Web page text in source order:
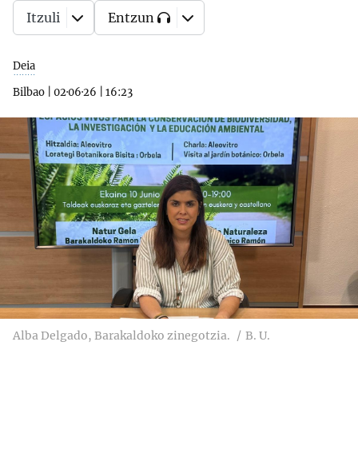
Deia
Bilbao
02·06·26 16:23
Itzuli Entzun
Alba Delgado, Barakaldoko zinegotzia. B. U.